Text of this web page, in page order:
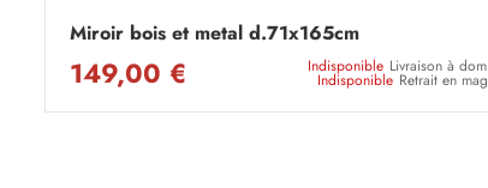
Miroir bois et metal d.71x165cm
149,00 € Indisponible Livraison à
Indisponible Retrait en